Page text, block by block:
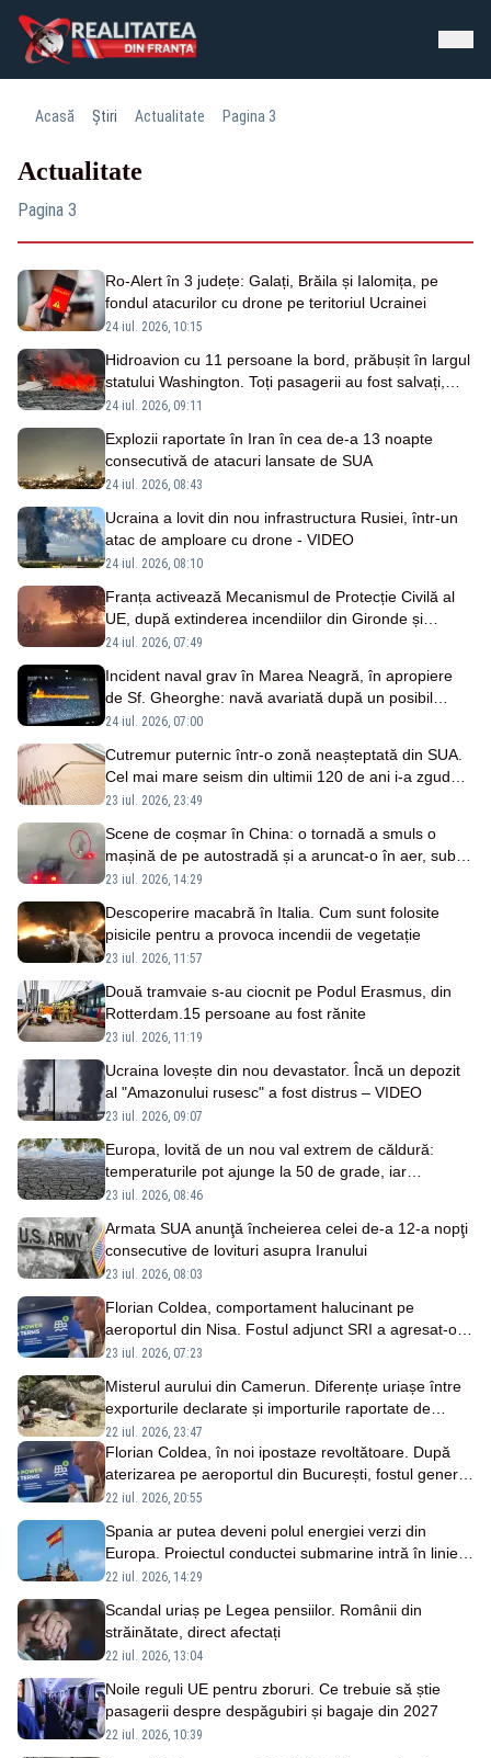
Acasă Știri Actualitate Pagina 3
Actualitate
Pagina 3
Ro‑Alert în 3 județe: Galați, Brăila și Ialomița, pe
fondul atacurilor cu drone pe teritoriul Ucrainei
24 iul. 2026, 10:15
Hidroavion cu 11 persoane la bord, prăbușit în largul
statului Washington. Toți pasagerii au fost salvați,
unul este în stare critică
24 iul. 2026, 09:11
Explozii raportate în Iran în cea de-a 13 noapte
consecutivă de atacuri lansate de SUA
24 iul. 2026, 08:43
Ucraina a lovit din nou infrastructura Rusiei, într-un
atac de amploare cu drone - VIDEO
24 iul. 2026, 08:10
Franța activează Mecanismul de Protecție Civilă al
UE, după extinderea incendiilor din Gironde și
evacuarea a 20.000 de persoane
24 iul. 2026, 07:49
Incident naval grav în Marea Neagră, în apropiere
de Sf. Gheorghe: navă avariată după un posibil
impact cu dronă sau mină marină
24 iul. 2026, 07:00
Cutremur puternic într-o zonă neașteptată din SUA.
Cel mai mare seism din ultimii 120 de ani i-a zguduit
pe americani
23 iul. 2026, 23:49
Scene de coșmar în China: o tornadă a smuls o
mașină de pe autostradă și a aruncat-o în aer, sub
privirile șoferilor îngroziți - VIDEO
23 iul. 2026, 14:29
Descoperire macabră în Italia. Cum sunt folosite
pisicile pentru a provoca incendii de vegetație
23 iul. 2026, 11:57
Două tramvaie s-au ciocnit pe Podul Erasmus, din
Rotterdam.15 persoane au fost rănite
23 iul. 2026, 11:19
Ucraina lovește din nou devastator. Încă un depozit
al "Amazonului rusesc" a fost distrus – VIDEO
23 iul. 2026, 09:07
Europa, lovită de un nou val extrem de căldură:
temperaturile pot ajunge la 50 de grade, iar
incendiile se extind
23 iul. 2026, 08:46
Armata SUA anunţă încheierea celei de-a 12-a nopţi
consecutive de lovituri asupra Iranului
23 iul. 2026, 08:03
Florian Coldea, comportament halucinant pe
aeroportul din Nisa. Fostul adjunct SRI a agresat-o
pe jurnalista Alessia Păcuraru în văzul lumii
23 iul. 2026, 07:23
Misterul aurului din Camerun. Diferențe uriașe între
exporturile declarate și importurile raportate de
Emiratele Arabe Unite
22 iul. 2026, 23:47
Florian Coldea, în noi ipostaze revoltătoare. După
aterizarea pe aeroportul din București, fostul general
nu a reușit să scape de întrebările Alessiei Păcuraru
22 iul. 2026, 20:55
Spania ar putea deveni polul energiei verzi din
Europa. Proiectul conductei submarine intră în linie
dreaptă
22 iul. 2026, 14:29
Scandal uriaș pe Legea pensiilor. Românii din
străinătate, direct afectați
22 iul. 2026, 13:04
Noile reguli UE pentru zboruri. Ce trebuie să știe
pasagerii despre despăgubiri și bagaje din 2027
22 iul. 2026, 10:39